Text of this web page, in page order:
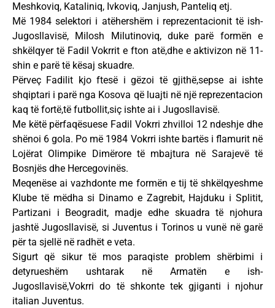
Meshkoviq, Kataliniq, Ivkoviq, Janjush, Panteliq etj.
Më 1984 selektori i atëhershëm i reprezentacionit të ish-
Jugosllavisë, Milosh Milutinoviq, duke parë formën e
shkëlqyer të Fadil Vokrrit e fton atë,dhe e aktivizon në 11-
shin e parë të kësaj skuadre.
Përveç Fadilit kjo ftesë i gëzoi të gjithë,sepse ai ishte
shqiptari i parë nga Kosova që luajti në një reprezentacion
kaq të fortë,të futbollit,siç ishte ai i Jugosllavisë.
Me këtë përfaqësuese Fadil Vokrri zhvilloi 12 ndeshje dhe
shënoi 6 gola. Po më 1984 Vokrri ishte bartës i flamurit në
Lojërat Olimpike Dimërore të mbajtura në Sarajevë të
Bosnjës dhe Hercegovinës.
Meqenëse ai vazhdonte me formën e tij të shkëlqyeshme
Klube të mëdha si Dinamo e Zagrebit, Hajduku i Splitit,
Partizani i Beogradit, madje edhe skuadra të njohura
jashtë Jugosllavisë, si Juventus i Torinos u vunë në garë
për ta sjellë në radhët e veta.
Sigurt që sikur të mos paraqiste problem shërbimi i
detyrueshëm ushtarak në Armatën e ish-
Jugosllavisë,Vokrri do të shkonte tek gjiganti i njohur
italian Juventus.